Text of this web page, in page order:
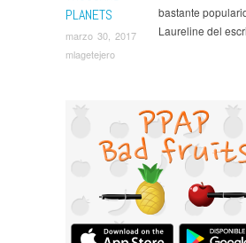
PLANETS
marzo 30, 2017
mlagetejero
bastante
Laureline del